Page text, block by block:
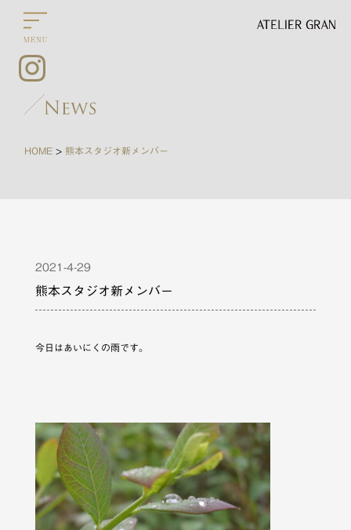
HOME >熊本スタジオ新メンバー
2021-4-29
熊本スタジオ新メンバー
今日はあいにくの雨です。